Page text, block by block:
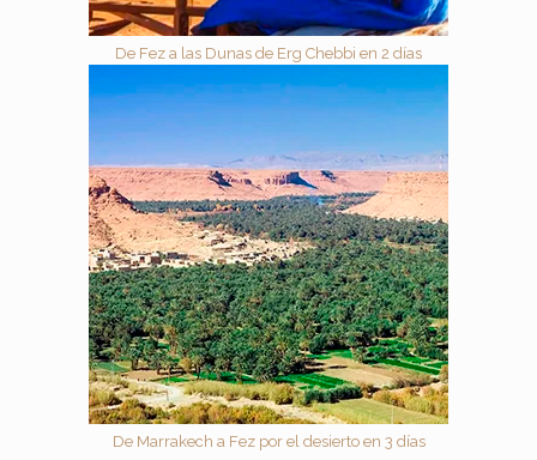
De Fez a las Dunas de Erg Chebbi en 2 días
De Marrakech a Fez por el desierto en 3 días